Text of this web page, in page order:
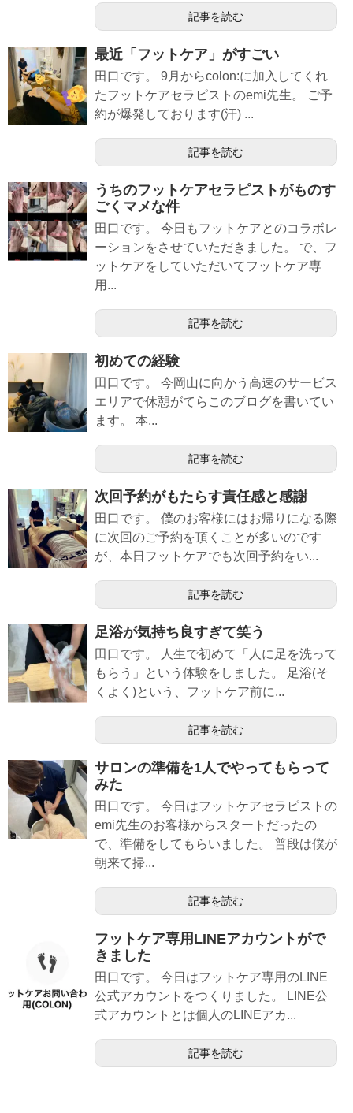
記事を読む
最近「フットケア」がすごい
田口です。 9月からcolon:に加入してくれ
たフットケアセラピストのemi先生。 ご予
約が爆発しております(汗) ...
記事を読む
うちのフットケアセラピストがものす
ごくマメな件
田口です。 今日もフットケアとのコラボレ
ーションをさせていただきました。 で、フ
ットケアをしていただいてフットケア専
用...
記事を読む
初めての経験
田口です。 今岡山に向かう高速のサービス
エリアで休憩がてらこのブログを書いてい
ます。 本...
記事を読む
次回予約がもたらす責任感と感謝
田口です。 僕のお客様にはお帰りになる際
に次回のご予約を頂くことが多いのです
が、本日フットケアでも次回予約をい...
記事を読む
足浴が気持ち良すぎて笑う
田口です。 人生で初めて「人に足を洗って
もらう」という体験をしました。 足浴(そ
くよく)という、フットケア前に...
記事を読む
サロンの準備を1人でやってもらって
みた
田口です。 今日はフットケアセラピストの
emi先生のお客様からスタートだったの
で、準備をしてもらいました。 普段は僕が
朝来て掃...
記事を読む
フットケア専用LINEアカウントがで
きました
田口です。 今日はフットケア専用のLINE
公式アカウントをつくりました。 LINE公
式アカウントとは個人のLINEアカ...
記事を読む